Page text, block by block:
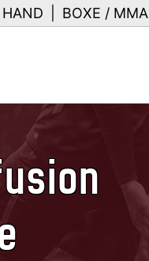
HAND BOXE / MMA